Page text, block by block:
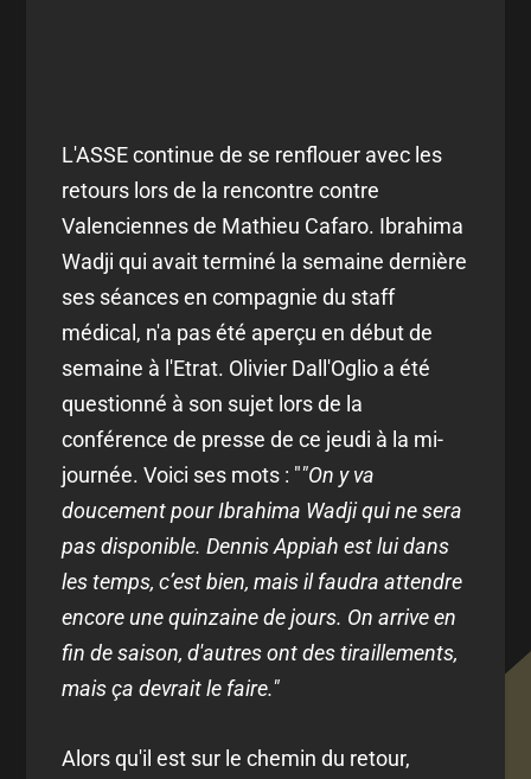
L'ASSE continue de se renflouer avec les
retours lors de la rencontre contre
Valenciennes de Mathieu Cafaro. Ibrahima
Wadji qui avait terminé la semaine dernière
ses séances en compagnie du staff
médical, n'a pas été aperçu en début de
semaine à l'Etrat. Olivier Dall'Oglio a été
questionné à son sujet lors de la
conférence de presse de ce jeudi à la mi-
journée. Voici ses mots : ""On y va
doucement pour Ibrahima Wadji qui ne sera
pas disponible. Dennis Appiah est lui dans
les temps, c’est bien, mais il faudra attendre
encore une quinzaine de jours. On arrive en
fin de saison, d'autres ont des tiraillements,
mais ça devrait le faire."
Alors qu'il est sur le chemin du retour,